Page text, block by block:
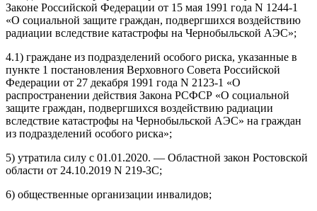
Законе Российской Федерации от 15 мая 1991 года N 1244-1
«О социальной защите граждан, подвергшихся воздействию
радиации вследствие катастрофы на Чернобыльской АЭС»;
4.1) граждане из подразделений особого риска, указанные в
пункте 1 постановления Верховного Совета Российской
Федерации от 27 декабря 1991 года N 2123-1 «О
распространении действия Закона РСФСР «О социальной
защите граждан, подвергшихся воздействию радиации
вследствие катастрофы на Чернобыльской АЭС» на граждан
из подразделений особого риска»;
5) утратила силу с 01.01.2020. — Областной закон Ростовской
области от 24.10.2019 N 219-ЗС;
6) общественные организации инвалидов;